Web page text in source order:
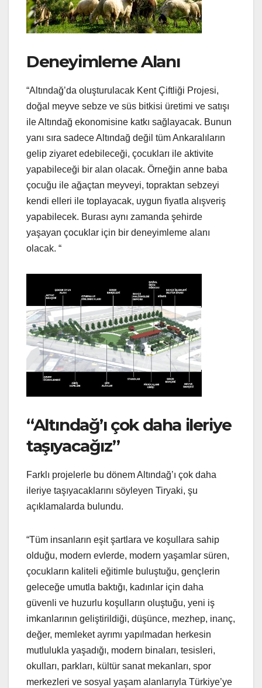
Deneyimleme Alanı
“Altındağ’da oluşturulacak Kent Çiftliği Projesi,
doğal meyve sebze ve süs bitkisi üretimi ve satışı
ile Altındağ ekonomisine katkı sağlayacak. Bunun
yanı sıra sadece Altındağ değil tüm Ankaralıların
gelip ziyaret edebileceği, çocukları ile aktivite
yapabileceği bir alan olacak. Örneğin anne baba
çocuğu ile ağaçtan meyveyi, topraktan sebzeyi
kendi elleri ile toplayacak, uygun fiyatla alışveriş
yapabilecek. Burası aynı zamanda şehirde
yaşayan çocuklar için bir deneyimleme alanı
olacak. “
“Altındağ’ı çok daha ileriye
taşıyacağız”
Farklı projelerle bu dönem Altındağ’ı çok daha
ileriye taşıyacaklarını söyleyen Tiryaki, şu
açıklamalarda bulundu.
“Tüm insanların eşit şartlara ve koşullara sahip
olduğu, modern evlerde, modern yaşamlar süren,
çocukların kaliteli eğitimle buluştuğu, gençlerin
geleceğe umutla baktığı, kadınlar için daha
güvenli ve huzurlu koşulların oluştuğu, yeni iş
imkanlarının geliştirildiği, düşünce, mezhep, inanç,
değer, memleket ayrımı yapılmadan herkesin
mutlulukla yaşadığı, modern binaları, tesisleri,
okulları, parkları, kültür sanat mekanları, spor
merkezleri ve sosyal yaşam alanlarıyla Türkiye’ye